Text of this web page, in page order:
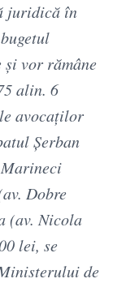
juridică în
vor rămâne
alin. 6
avocaţilor
Şerban
Dobre
(av. Nicola
lei, se
de